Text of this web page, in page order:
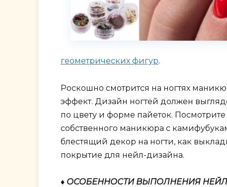
геометрических фигур.
Роскошно смотрится на ногтях
эффект. Дизайн ногтей должен
по цвету и форме пайеток.
собственного маникюра с
блестящий декор на ногти, как
покрытие для нейл-дизайна.
♦ ОСОБЕННОСТИ ВЫПОЛНЕНИЯ